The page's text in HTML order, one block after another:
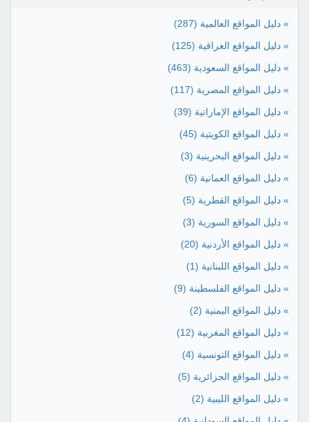
» دليل المواقع العالمية (287)
» دليل المواقع العراقية (125)
» دليل المواقع السعودية (463)
» دليل المواقع المصرية (117)
» دليل المواقع الإماراتية (39)
» دليل المواقع الكويتية (45)
» دليل المواقع البحرينية (3)
» دليل المواقع العمانية (6)
» دليل المواقع القطرية (5)
» دليل المواقع السورية (3)
» دليل المواقع الأردنية (20)
» دليل المواقع اللبنانية (1)
» دليل المواقع الفلسطينة (9)
» دليل المواقع اليمنية (2)
» دليل المواقع المغربية (12)
» دليل المواقع التونسية (4)
» دليل المواقع الجزائرية (5)
» دليل المواقع الليبية (2)